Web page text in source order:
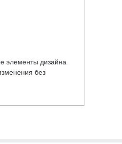
элементы дизайна
без